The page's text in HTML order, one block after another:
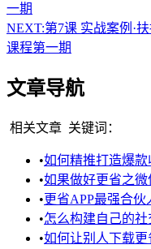
一期
NEXT:第7课 实战案例·
课程第一期
文章导航
相关文章 关键词：
•如何精推打造爆
•如果做好更省之微
•更省APP最强合伙
•怎么构建自己的社
•如何让别人下载更